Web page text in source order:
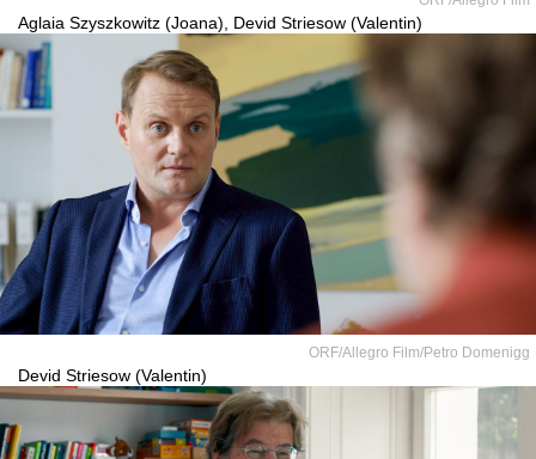
Aglaia Szyszkowitz (Joana), Devid Striesow (Valentin)
ORF/Allegro Film/Petro Domenigg
Devid Striesow (Valentin)